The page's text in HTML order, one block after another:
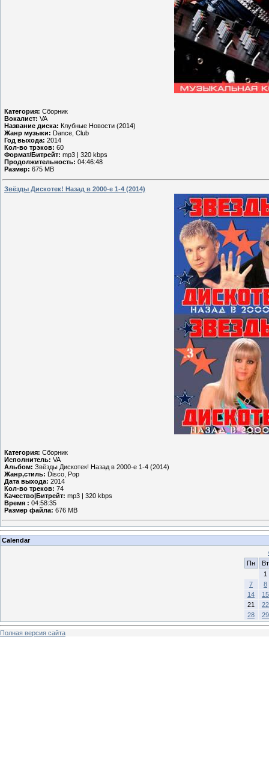
Категория: Сборник
Вокалист: VA
Название диска: Клубные Новости (2014)
Жанр музыки: Dance, Club
Год выхода: 2014
Кол-во трэков: 60
Формат/Битрейт: mp3 | 320 kbps
Продолжительность: 04:46:48
Размер: 675 MB
Звёзды Дискотек! Назад в 2000-е 1-4 (2014)
Категория: Сборник
Исполнитель: VA
Альбом: Звёзды Дискотек! Назад в 2000-е 1-4 (2014)
Жанр,стиль: Disco, Pop
Дата выхода: 2014
Кол-во треков: 74
Качество|Битрейт: mp3 | 320 kbps
Время : 04:58:35
Размер файла: 676 MB
Calendar
Пн
Вт
1
7
8
14
15
21
22
28
29
Полная версия сайта